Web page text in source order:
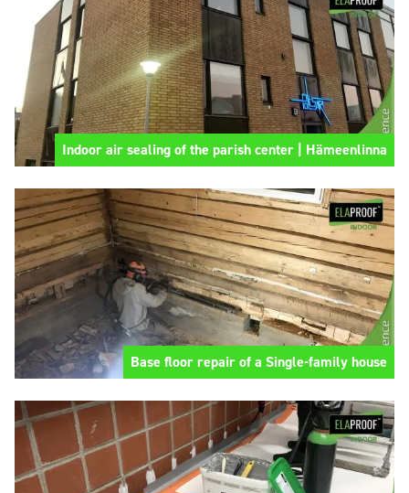
Indoor air sealing of the parish center | Hämeenlinna
Base floor repair of a Single-family house